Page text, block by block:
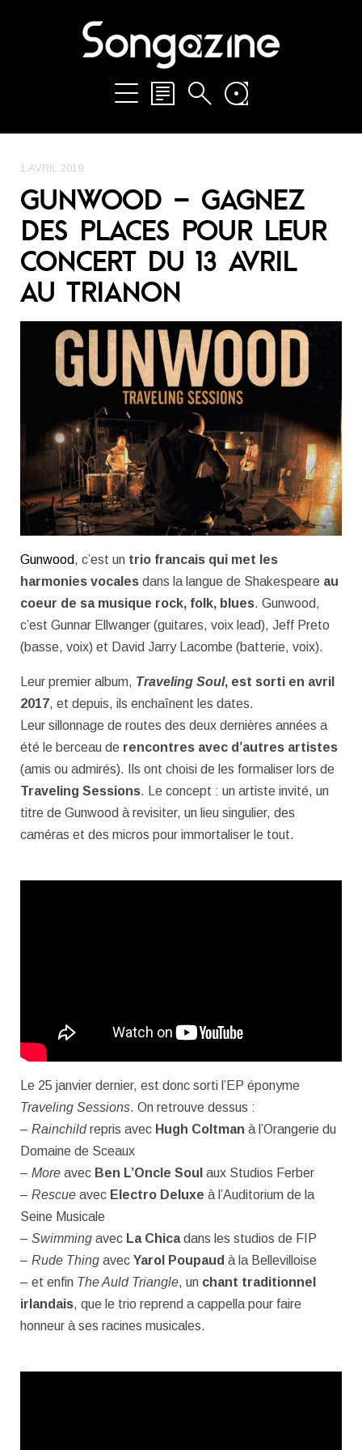
1 AVRIL 2019
GUNWOOD – GAGNEZ
DES PLACES POUR LEUR
CONCERT DU 13 AVRIL
AU TRIANON
Gunwood, c’est un trio francais qui met les
harmonies vocales dans la langue de Shakespeare au
coeur de sa musique rock, folk, blues. Gunwood,
c’est Gunnar Ellwanger (guitares, voix lead), Jeff Preto
(basse, voix) et David Jarry Lacombe (batterie, voix).
Leur premier album, Traveling Soul, est sorti en avril
2017, et depuis, ils enchaînent les dates.
Leur sillonnage de routes des deux dernières années a
été le berceau de rencontres avec d’autres artistes
(amis ou admirés). Ils ont choisi de les formaliser lors de
Traveling Sessions. Le concept : un artiste invité, un
titre de Gunwood à revisiter, un lieu singulier, des
caméras et des micros pour immortaliser le tout.
Le 25 janvier dernier, est donc sorti l’EP éponyme
Traveling Sessions. On retrouve dessus :
– Rainchildrepris avec Hugh Coltman à l’Orangerie du
Domaine de Sceaux
– More avec Ben L’Oncle Soul aux Studios Ferber
– Rescue avec Electro Deluxe à l’Auditorium de la
Seine Musicale
– Swimming avec La Chicadans les studios de FIP
– Rude Thing avec Yarol Poupaud à la Bellevilloise
– et enfin The Auld Triangle, un chant traditionnel
irlandais, que le trio reprend a cappella pour faire
honneur à ses racines musicales.